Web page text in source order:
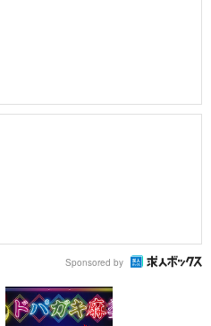
Sponsored by